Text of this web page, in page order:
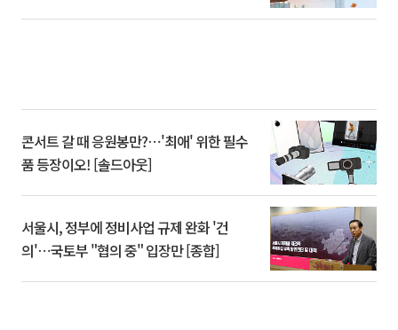
콘서트 갈 때 응원봉만?⋯'최애' 위한 필수
품 등장이오! [솔드아웃]
서울시, 정부에 정비사업 규제 완화 '건
의'⋯국토부 "협의 중" 입장만 [종합]